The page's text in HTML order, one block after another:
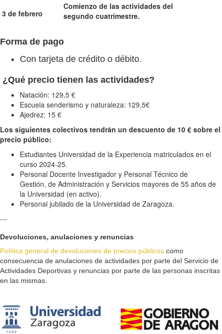
3 de febrero
Comienzo de las actividades del
segundo cuatrimestre.
Forma de pago
Con tarjeta de crédito o débito.
¿Qué precio tienen las actividades?
Natación: 129,5 €
Escuela senderismo y naturaleza: 129,5€
Ajedrez: 15 €
Los siguientes colectivos tendrán un descuento de 10 € sobre el
precio público:
Estudiantes Universidad de la Experiencia matriculados en el
curso 2024-25.
Personal Docente Investigador y Personal Técnico de
Gestión, de Administración y Servicios mayores de 55 años de
la Universidad (en activo).
Personal jubilado de la Universidad de Zaragoza.
---
Devoluciones, anulaciones y renuncias
Política general de devoluciones de precios públicos como
consecuencia de anulaciones de actividades por parte del Servicio de
Actividades Deportivas y renuncias por parte de las personas inscritas
en las mismas.